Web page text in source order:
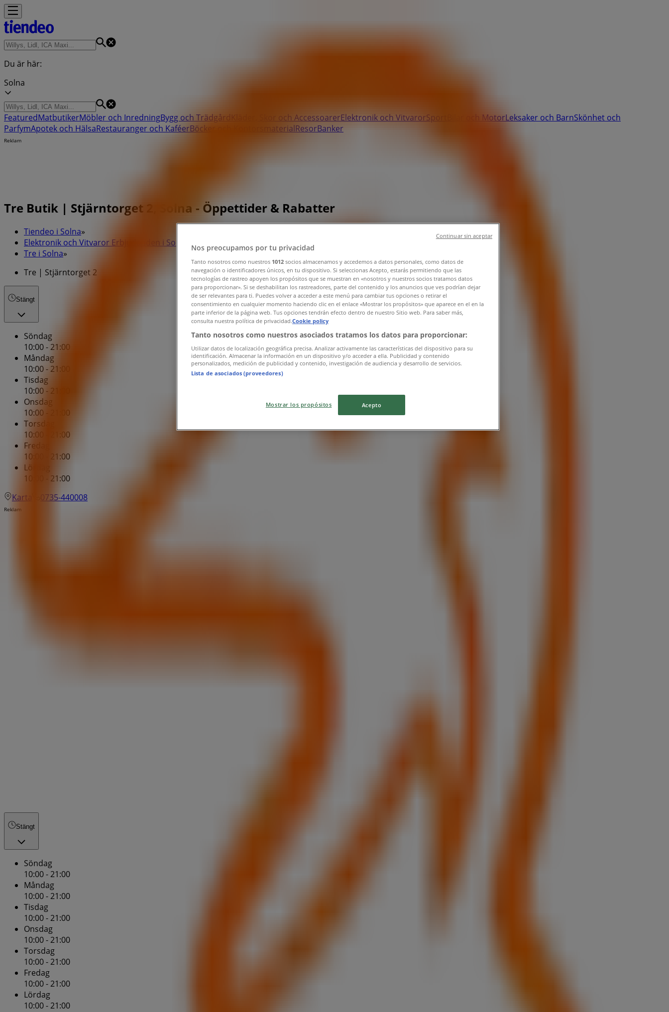
Du är här:
Solna
FeaturedMatbutikerMöbler och InredningBygg och Trädgård Kläder, Skor och AccessoarerElektronik och VitvarorSport Bilar och MotorLeksaker och BarnSkönhet och
ParfymApotek och HälsaRestauranger och KaféerBöcker och KontorsmaterialResorBanker
Reklam
Tre Butik | Stjärntorget 2, Solna - Öppettider & Rabatter
Tiendeo i Solna»
Elektronik och Vitvaror Erbjudanden i Solna
Tre i Solna»
Tre | Stjärntorget 2
Stängt
Söndag
10:00 - 21:00
Måndag
10:00 - 21:00
Tisdag
10:00 - 21:00
Onsdag
10:00 - 21:00
Torsdag
10:00 - 21:00
Fredag
10:00 - 21:00
Lördag
10:00 - 21:00
Karta
0735-440008
Reklam
Stängt
Söndag
10:00 - 21:00
Måndag
10:00 - 21:00
Tisdag
10:00 - 21:00
Onsdag
10:00 - 21:00
Torsdag
10:00 - 21:00
Fredag
10:00 - 21:00
Lördag
10:00 - 21:00
Nos preocupamos por tu privacidad
Tanto nosotros como nuestros 1012 socios almacenamos y accedemos a datos personales, como datos de
navegación o identificadores únicos, en tu dispositivo. Si seleccionas Acepto, estarás permitiendo que las
tecnologías de rastreo apoyen los propósitos que se muestran en «nosotros y nuestros socios tratamos datos
para proporcionar». Si se deshabilitan los rastreadores, parte del contenido y los anuncios que ves podrían dejar
de ser relevantes para ti. Puedes volver a acceder a este menú para cambiar tus opciones o retirar el
consentimiento en cualquier momento haciendo clic en el enlace «Mostrar los propósitos» que aparece en el en la
parte inferior de la página web. Tus opciones tendrán efecto dentro de nuestro Sitio web. Para saber más,
consulta nuestra política de privacidad.Cookie policy
Tanto nosotros como nuestros asociados tratamos los datos para proporcionar:
Utilizar datos de localización geográfica precisa. Analizar activamente las características del dispositivo para su
identificación. Almacenar la información en un dispositivo y/o acceder a ella. Publicidad y contenido
personalizados, medición de publicidad y contenido, investigación de audiencia y desarrollo de servicios.
Lista de asociados (proveedores)
Mostrar los propósitos Acepto
Continuar sin aceptar